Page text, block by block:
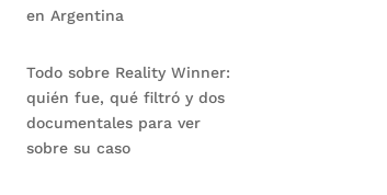
en Argentina
Todo sobre Reality Winner:
quién fue, qué filtró y dos
documentales para ver
sobre su caso